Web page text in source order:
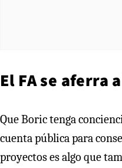
El FA se aferra
Que Boric tenga
cuenta pública para
proyectos es algo que